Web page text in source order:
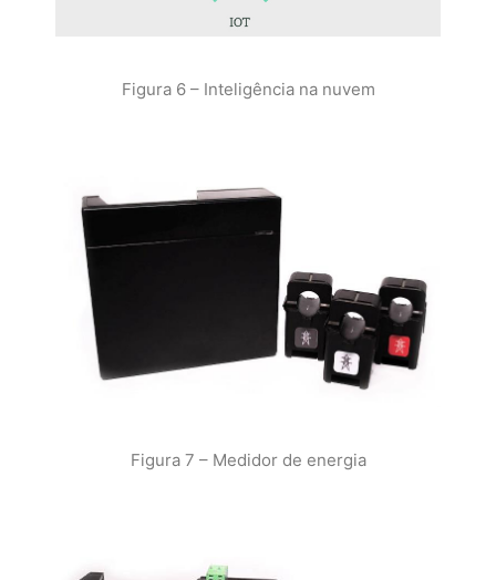
Figura 6 – Inteligência na nuvem
Figura 7 – Medidor de energia